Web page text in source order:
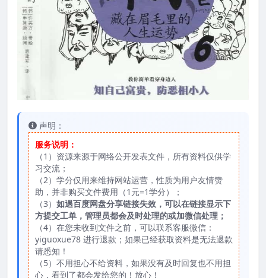
声明：
服务说明：
（1）资源来源于网络公开发表文件，所有资料仅供学
习交流；
（2）学分仅用来维持网站运营，性质为用户友情赞
助，并非购买文件费用（1元=1学分）；
（3） 如遇百度网盘分享链接失效，可以在链接显示下
方提交工单，管理员都会及时处理的或加微信处理；
（4）在您未收到文件之前，可以联系客服微信：
yiguoxue78 进行退款；如果已经获取资料是无法退款
请悉知！
（5）不用担心不给资料，如果没有及时回复也不用担
心，看到了都会发给您的！放心！